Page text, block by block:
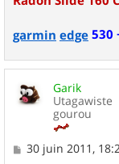
garmin edge530
Garik
Utagawiste
gourou
M
30 juin 2011,